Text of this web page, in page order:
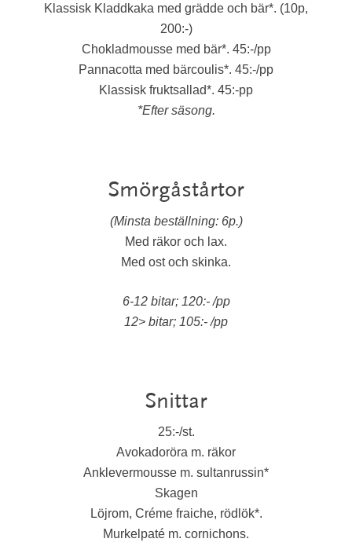
Klassisk Kladdkaka med grädde och bär*. (10p,
200:-)
Chokladmousse med bär*. 45:-/pp
Pannacotta med bärcoulis*. 45:-/pp
Klassisk fruktsallad*. 45:-pp
*Efter säsong.
Smörgåstårtor
(Minsta beställning: 6p.)
Med räkor och lax.
Med ost och skinka.
6-12 bitar; 120:- /pp
12> bitar; 105:- /pp
Snittar
25:-/st.
Avokadoröra m. räkor
Anklevermousse m. sultanrussin*
Skagen
Löjrom, Créme fraiche, rödlök*.
Murkelpaté m. cornichons.